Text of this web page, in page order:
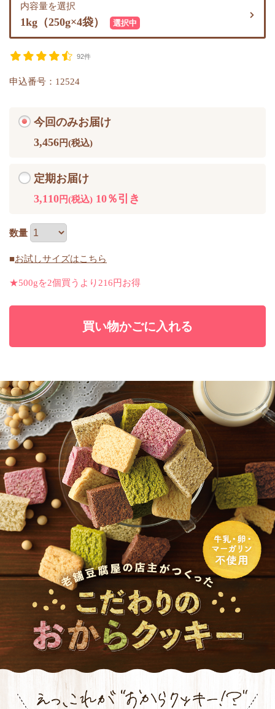
内容量を選択
1kg（250g×4袋） 選択中
92件
申込番号：12524
今回のみお届け
3,456円(税込)
定期お届け
3,110円(税込) 10％引き
数量
■お試しサイズはこちら
★500gを2個買うより216円お得
買い物かごに入れる